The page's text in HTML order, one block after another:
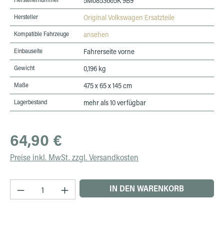
Hersteller Original Volkswagen Ersatzteile
Kompatible Fahrzeuge ansehen
Einbauseite Fahrerseite vorne
Gewicht 0,196 kg
Maße 475 x 65 x 145 cm
Lagerbestand mehr als 10 verfügbar
Regulärer Preis:
64,90 €
Preise inkl. MwSt. zzgl. Versandkosten
Produkt Anzahl: Gib den gewünschten Wert
IN DEN WARENKORB